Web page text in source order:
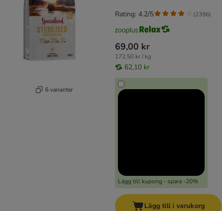
6 varianter
69,00 kr
172,50 kr / kg
62,10 kr
Lägg till kupong - spara -20%
Rating: 4.2/5 (2396)
Lägg till i varukorg